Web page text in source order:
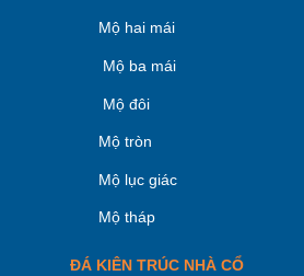
Mộ hai mái
Mộ ba mái
Mộ đôi
Mộ tròn
Mộ lục giác
Mộ tháp
ĐÁ KIÊN TRÚC NHÀ CỔ